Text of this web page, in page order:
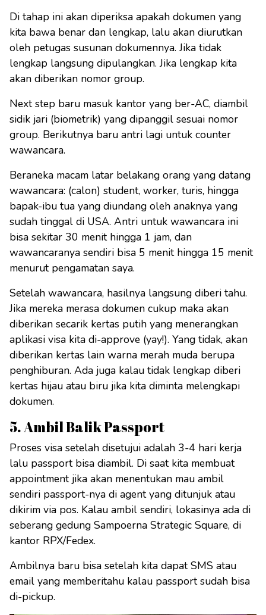
Di tahap ini akan diperiksa apakah dokumen yang
kita bawa benar dan lengkap, lalu akan diurutkan
oleh petugas susunan dokumennya. Jika tidak
lengkap langsung dipulangkan. Jika lengkap kita
akan diberikan nomor group.
Next step baru masuk kantor yang ber-AC, diambil
sidik jari (biometrik) yang dipanggil sesuai nomor
group. Berikutnya baru antri lagi untuk counter
wawancara.
Beraneka macam latar belakang orang yang datang
wawancara: (calon) student, worker, turis, hingga
bapak-ibu tua yang diundang oleh anaknya yang
sudah tinggal di USA. Antri untuk wawancara ini
bisa sekitar 30 menit hingga 1 jam, dan
wawancaranya sendiri bisa 5 menit hingga 15 menit
menurut pengamatan saya.
Setelah wawancara, hasilnya langsung diberi tahu.
Jika mereka merasa dokumen cukup maka akan
diberikan secarik kertas putih yang menerangkan
aplikasi visa kita di-approve (yay!). Yang tidak, akan
diberikan kertas lain warna merah muda berupa
penghiburan. Ada juga kalau tidak lengkap diberi
kertas hijau atau biru jika kita diminta melengkapi
dokumen.
5. Ambil Balik Passport
Proses visa setelah disetujui adalah 3-4 hari kerja
lalu passport bisa diambil. Di saat kita membuat
appointment jika akan menentukan mau ambil
sendiri passport-nya di agent yang ditunjuk atau
dikirim via pos. Kalau ambil sendiri, lokasinya ada di
seberang gedung Sampoerna Strategic Square, di
kantor RPX/Fedex.
Ambilnya baru bisa setelah kita dapat SMS atau
email yang memberitahu kalau passport sudah bisa
di-pickup.